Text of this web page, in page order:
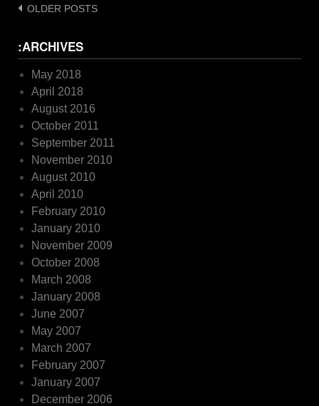
Posts
OLDER POSTS
:ARCHIVES
May 2018
April 2018
August 2016
October 2011
September 2011
November 2010
August 2010
April 2010
February 2010
January 2010
November 2009
October 2008
March 2008
January 2008
June 2007
May 2007
March 2007
February 2007
January 2007
December 2006